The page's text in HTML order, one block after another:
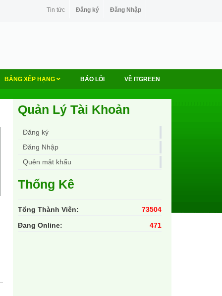
Tin tức Đăng ký Đăng Nhập
BẢNG XẾP HẠNG BÁO LỖI VỀ ITGREEN
Quản Lý Tài Khoản
Đăng ký
Đăng Nhập
Quên mật khẩu
Thống Kê
Tổng Thành Viên:
73504
Đang Online:
471